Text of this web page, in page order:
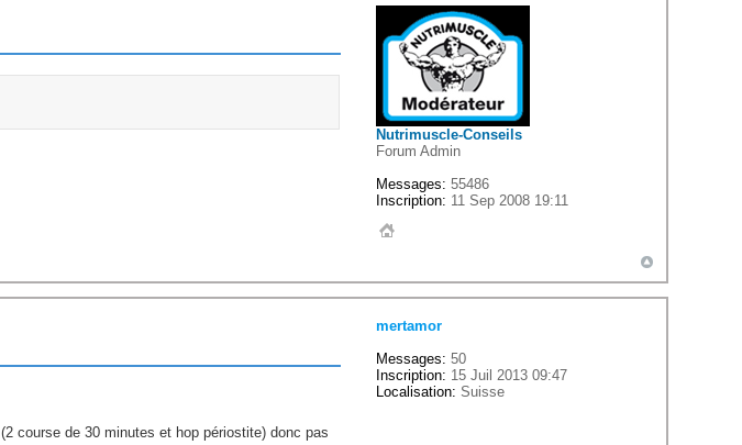
Nutrimuscle-Conseils
Forum Admin
Messages: 55486
Inscription: 11 Sep 2008 19:11
course de 30 minutes et hop périostite) donc pas
mertamor
Messages: 50
Inscription: 15 Juil 2013 09:47
Localisation: Suisse